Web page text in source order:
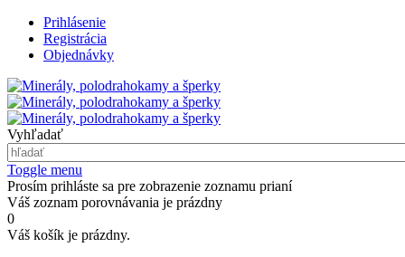
Prihlásenie
Registrácia
Objednávky
Vyhľadať
Toggle menu
Prosím prihláste sa pre zobrazenie zoznamu prianí
Váš zoznam porovnávania je prázdny
0
Váš košík je prázdny.